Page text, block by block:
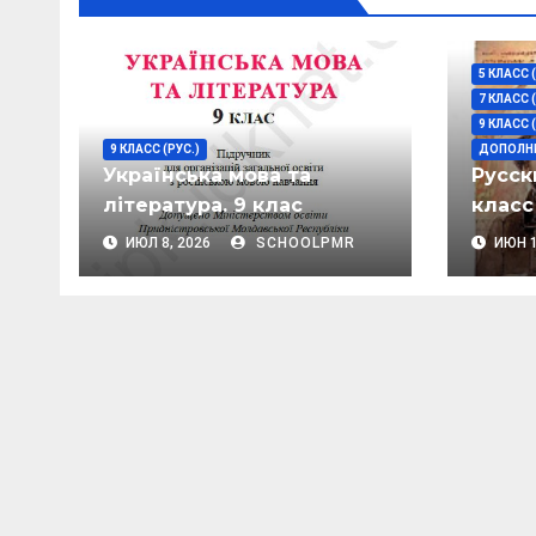
ni т
ь
9 КЛАСС (РУС.)
Українська мова та
література. 9 клас
ИЮЛ 8, 2026 SCHOOLPMR
5 КЛАСС
7 КЛАСС
9 КЛАСС
класс
ИЮН